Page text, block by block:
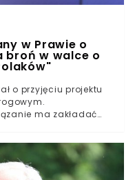
w Prawie o
broń w walce o
o przyjęciu projektu
ma zakładać
Prawa o ruchu
w walce z
kierowców.Projekt